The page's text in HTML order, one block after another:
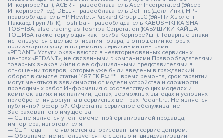
Инкорпорейшн); ACER - правообладатель Acer Incorporated (Эйсер
Инкорпорейтед); DELL - правообладатель Dell Inc.(Делл Инк.); HP -
правообладатель HP Hewlett-Packard Group LLC (ЭйчПи Хьюлетт
Паккард Груп ЛЛК); Toshiba - правообладатель KABUSHIKI KAISHA
TOSHIBA, also trading as Toshiba Corporation (КАБУШИКИ КАЙША
ТОШИБА также торгующая как Тосиба Корпорейшн). Товарные знаки
используется с целью описания товара, в отношении которых
производятся услуги по ремонту сервисными центрами
«PEDANT».Услуги оказываются в неавторизованных сервисных
центрах «PEDANT», не связанными с компаниями Правообладателями
товарных знаков и/или с ее официальными представителями в
отношении товаров, которые уже были введены в гражданский
оборот в смысле статьи 1487 ГК РФ ** - время ремонта, срок гарантии
могут меняться в зависимости от модели устройства и сложности
проводимых работ Информация о соответствующих моделях и
комплектациях и их наличии, ценах, возможных выгодах и условиях
приобретения доступна в сервисных центрах Pedant.ru. Не является
публичной офертой. Оферта на сервисное обслуживание
Застрахованного имущества
— СЦ не является уполномоченной организацией продавца,
импортера, изготовителя.
— СЦ "Педант" не является авторизованным сервис центром.
— Обозначение используется не с целью индивидуализации